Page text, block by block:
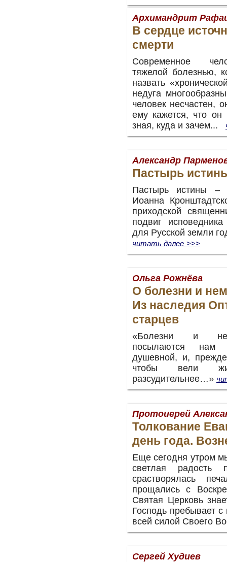
Архимандрит
В сердце
смерти
Современное
тяжелой болезнью,
назвать
недуга
человек несчастен,
ему кажется, что
зная, куда и зачем...
Александр
Пастырь
Пастырь истины –
Иоанна
приходской
подвиг
для Русской земли
читать далее >>>
Ольга Рожнёва
О болезни и
Из наследия
старцев
«Болезни и
посылаются
душевной, и,
чтобы вели
разсудительнее…»
Протоиерей
Толкование
день года.
Еще сегодня утром
светлая радость
срастворялась
прощались с
Святая Церковь
Господь пребывает
всей силой Своего
Сергей Худиев